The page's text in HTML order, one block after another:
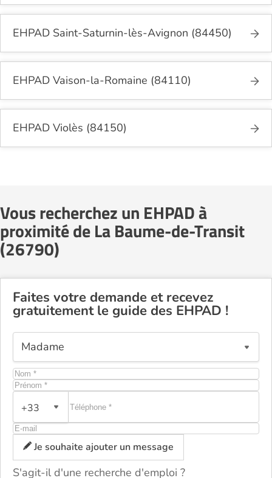
EHPAD Saint-Saturnin-lès-Avignon (84450)
EHPAD Vaison-la-Romaine (84110)
EHPAD Violès (84150)
Vous recherchez un EHPAD à
proximité de La Baume-de-Transit
(26790)
Faites votre demande et recevez
gratuitement le guide des EHPAD !
+33
Je souhaite ajouter un message
S'agit-il d'une recherche d'emploi ?